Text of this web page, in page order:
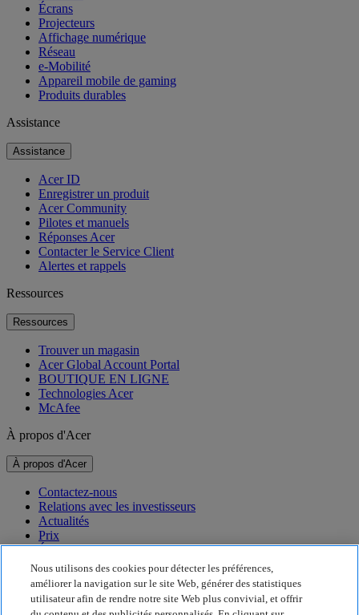
Écrans
Projecteurs
Affichage numérique
Réseau
e-Mobilité
Appareil mobile de gaming
Produits durables
Assistance
Assistance
Acer ID
Enregistrer un produit
Acer Community
Pilotes et manuels
Réponses Acer
Contacter le Service Client
Alertes et rappels
Ressources
Ressources
Trouver un magasin
Acer Global Account Portal
BOUTIQUE EN LIGNE
Technologies Acer
McAfee
À propos d'Acer
À propos d'Acer
Contactez-nous
Relations avec les investisseurs
Actualités
Prix
Événements
Développement durable
Développement durable
Nous utilisons des cookies pour détecter les préférences,
améliorer la navigation sur le site Web, générer des statistiques
utilisateur afin de rendre notre site Web plus convivial, et offrir